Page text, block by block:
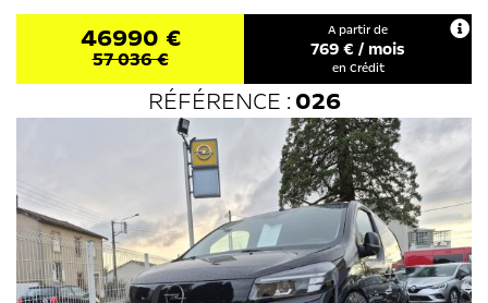
46990 €
57 036 €
A partir de
769 € / mois
en Crédit
RÉFÉRENCE :026